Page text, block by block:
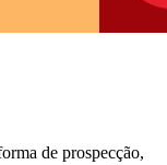
de prospecção,